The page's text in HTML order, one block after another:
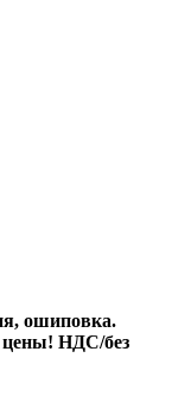
ошиповка.
цены! НДС/без